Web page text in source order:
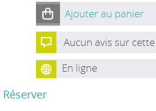
Ajouter au panier
Aucun avis sur
En ligne
Réserver